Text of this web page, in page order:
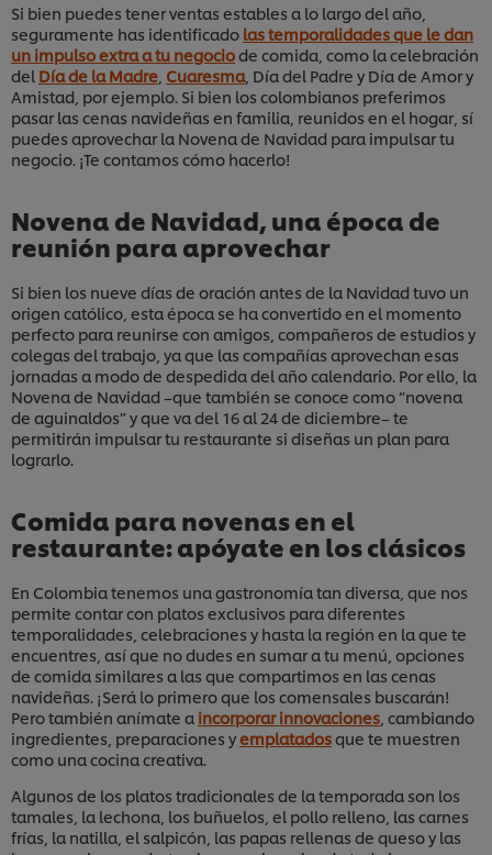
Si bien puedes tener ventas estables a lo largo del año,
seguramente has identificado las temporalidades que le dan
un impulso extra a tu negociode comida, como la celebración
del Día de la Madre Cuaresma , Día del Padre y Día de Amor y
Amistad, por ejemplo. Si bien los colombianos preferimos
pasar las cenas navideñas en familia, reunidos en el hogar, sí
puedes aprovechar la Novena de Navidad para impulsar tu
negocio. ¡Te contamos cómo hacerlo!
Novena de Navidad, una época de
reunión para aprovechar
Si bien los nueve días de oración antes de la Navidad tuvo un
origen católico, esta época se ha convertido en el momento
perfecto para reunirse con amigos, compañeros de estudios y
colegas del trabajo, ya que las compañías aprovechan esas
jornadas a modo de despedida del año calendario. Por ello, la
Novena de Navidad –que también se conoce como “novena
de aguinaldos” y que va del 16 al 24 de diciembre– te
permitirán impulsar tu restaurante si diseñas un plan para
lograrlo.
Comida para novenas en el
restaurante: apóyate en los clásicos
En Colombia tenemos una gastronomía tan diversa, que nos
permite contar con platos exclusivos para diferentes
temporalidades, celebraciones y hasta la región en la que te
encuentres, así que no dudes en sumar a tu menú, opciones
de comida similares a las que compartimos en las cenas
navideñas. ¡Será lo primero que los comensales buscarán!
Pero también anímate a incorporar innovaciones , cambiando
ingredientes, preparaciones yemplatadosque te muestren
como una cocina creativa.
Algunos de los platos tradicionales de la temporada son los
tamales, la lechona, los buñuelos, el pollo relleno, las carnes
frías, la natilla, el salpicón, las papas rellenas de queso y las